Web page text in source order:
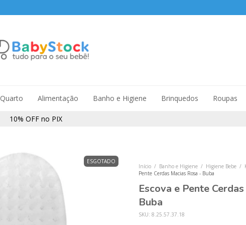
10% OFF no PIX
Quarto Alimentação Banho e Higiene Brinquedos Roupas
ESGOTADO
Início / Banho e Higiene / Higiene Bebe /
Pente Cerdas Macias Rosa - Buba
Escova e Pente
Buba
SKU: 8.25.57.37.18